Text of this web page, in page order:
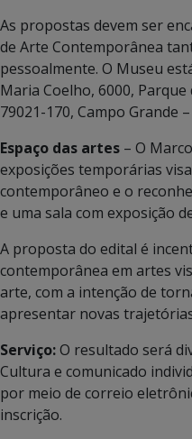
As propostas devem ser
de Arte Contemporânea
pessoalmente. O Museu
Maria Coelho, 6000, Parque
79021-170, Campo Grande –
Espaço das artes – O
exposições temporárias
contemporâneo e o
e uma sala com exposição
A proposta do edital é
contemporânea em artes
arte, com a intenção de
apresentar novas
Serviço:O resultado será
Cultura e comunicado
por meio de correio
inscrição.